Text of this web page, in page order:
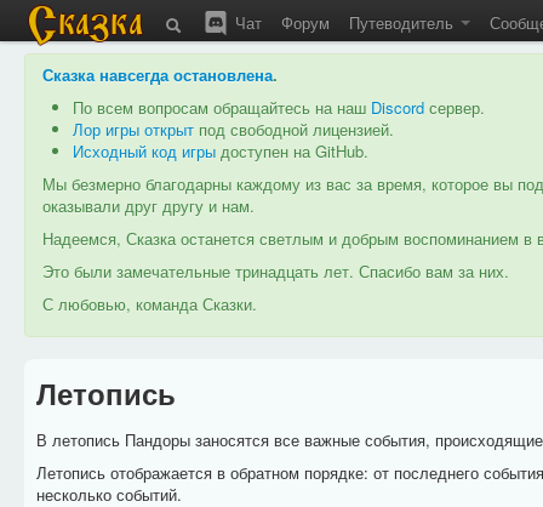
Чат Форум Путеводитель
Сказка навсегда остановлена.
По всем вопросам обращайтесь на наш Discord сервер.
Лор игры открыт под свободной лицензией.
Исходный код игры доступен на GitHub.
Мы безмерно благодарны каждому из вас за время, которое вы
оказывали друг другу и нам.
Надеемся, Сказка останется светлым и добрым воспоминанием
Это были замечательные тринадцать лет. Спасибо вам за них.
С любовью, команда Сказки.
Летопись
В летопись Пандоры заносятся все важные события,
Летопись отображается в обратном порядке: от последнего
несколько событий.